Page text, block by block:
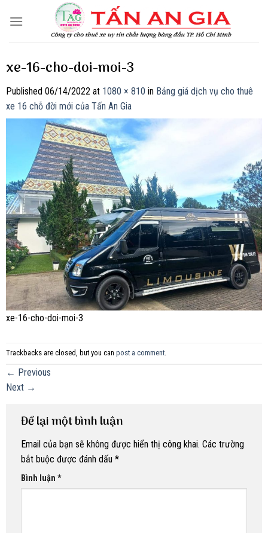
xe-16-cho-doi-moi-3
Published 06/14/2022 at 1080 × 810 in Bảng giá dịch vụ cho thuê
xe 16 chỗ đời mới của Tấn An Gia
xe-16-cho-doi-moi-3
Trackbacks are closed, but you can post a comment.
← Previous
Next →
Để lại một bình luận
Email của bạn sẽ không được hiển thị công khai. Các trường
bắt buộc được đánh dấu *
Bình luận *